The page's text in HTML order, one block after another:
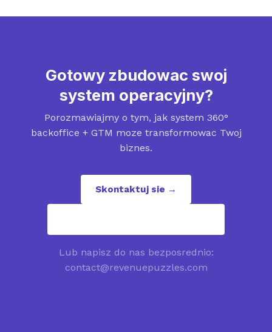
Gotowy zbudowac swoj
system operacyjny?
Porozmawiajmy o tym, jak system 360°
backoffice + GTM moze transformowac Twoj
biznes.
Skontaktuj sie →
Lub napisz do nas bezposrednio:
contact@revenuepuzzles.com